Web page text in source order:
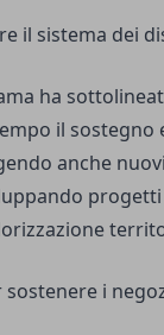
il sistema dei
ha
il sostegno
anche
i